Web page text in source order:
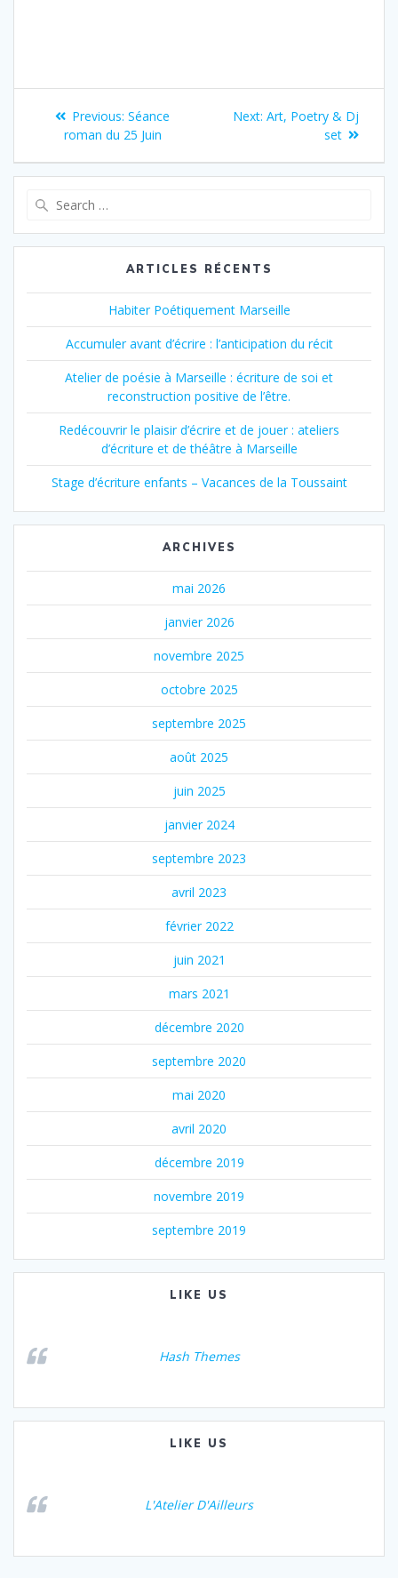
Navigation
l’article
Previous: Previous
post:
Séance
roman du 25 Juin
Next: Next
Art, Poetry & Dj
set
ARTICLES RÉCENTS
Habiter Poétiquement Marseille
Accumuler avant d’écrire : l’anticipation du récit
Atelier de poésie à Marseille : écriture de soi et
reconstruction positive de l’être.
Redécouvrir le plaisir d’écrire et de jouer : ateliers
d’écriture et de théâtre à Marseille
Stage d’écriture enfants – Vacances de la Toussaint
ARCHIVES
mai 2026
janvier 2026
novembre 2025
octobre 2025
septembre 2025
août 2025
juin 2025
janvier 2024
septembre 2023
avril 2023
février 2022
juin 2021
mars 2021
décembre 2020
septembre 2020
mai 2020
avril 2020
décembre 2019
novembre 2019
septembre 2019
LIKE US
Hash Themes
LIKE US
L'Atelier D'Ailleurs